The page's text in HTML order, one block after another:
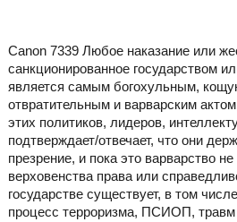
Canon 7339 Любое наказание или
санкционированное государством
является самым богохульным,
отвратительным и варварским
этих политиков, лидеров,
подтверждает/отвечает, что они
презрение, и пока это варварство не
верховенства права или
государстве существует, в том
процесс терроризма, ПСИОП, травм